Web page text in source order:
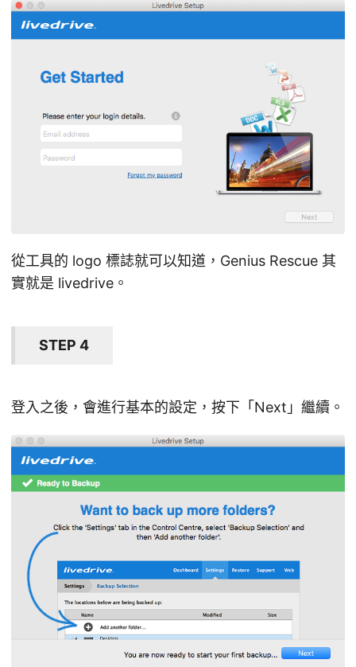
從工具的 logo 標誌就可以知道，Genius Rescue 其
實就是 livedrive。
STEP 4
登入之後，會進行基本的設定，按下「Next」繼續。